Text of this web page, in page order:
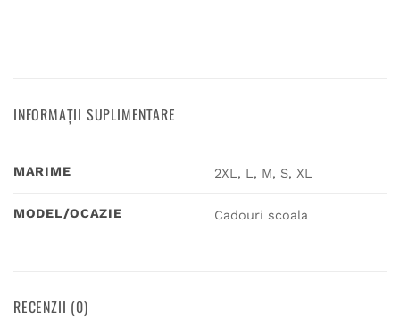
INFORMAȚII SUPLIMENTARE
MARIME 2XL, L, M, S, XL
MODEL/OCAZIE Cadouri scoala
RECENZII (0)